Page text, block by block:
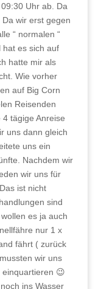
Uhr ab. Da
wir erst gegen
“ normalen “
hat es sich auf
hatte mir als
Wie vorher
auf Big Corn
Reisenden
tägige Anreise
uns dann gleich
uns ein
Nachdem wir
wir uns für
ist nicht
sind
es ja auch
nur 1 x
fährt ( zurück
wir uns
😉
ins Wasser